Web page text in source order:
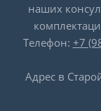
наших
Телефон: +7
Адрес в